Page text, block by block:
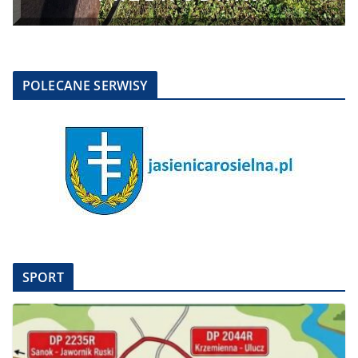
POLECANE SERWISY
SPORT